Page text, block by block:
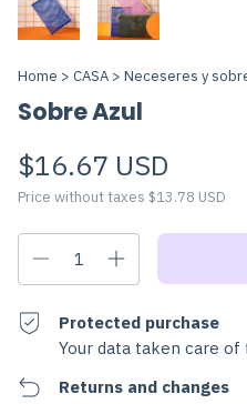
Home > CASA > Neceseres y
Sobre Azul
$16.67 USD
Price without taxes $13.78 USD
Protected purchase
Your data taken care
Returns and changes